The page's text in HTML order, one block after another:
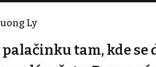
Ly
tam, kde